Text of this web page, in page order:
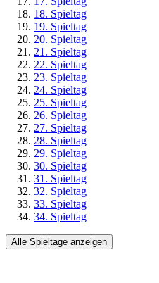
18. Spieltag
19. Spieltag
20. Spieltag
21. Spieltag
22. Spieltag
23. Spieltag
24. Spieltag
25. Spieltag
26. Spieltag
27. Spieltag
28. Spieltag
29. Spieltag
30. Spieltag
31. Spieltag
32. Spieltag
33. Spieltag
34. Spieltag
Alle Spieltage anzeigen